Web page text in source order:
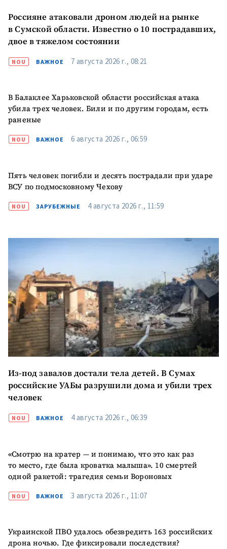
Россияне атаковали дроном людей на рынке
в Сумской области. Известно о 10 пострадавших,
двое в тяжелом состоянии
NOU ВАЖНОЕ 7 августа 2026 г., 08:21
В Балаклее Харьковской области российская атака
убила трех человек. Били и по другим городам, есть
раненые
NOU ВАЖНОЕ 6 августа 2026 г., 06:59
Пять человек погибли и десять пострадали при ударе
ВСУ по подмосковному Чехову
NOU ЗАРУБЕЖНЫЕ 4 августа 2026 г., 11:59
Из-под завалов достали тела детей. В Сумах
российские УАБы разрушили дома и убили трех
человек
NOU ВАЖНОЕ 4 августа 2026 г., 06:39
«Смотрю на кратер — и понимаю, что это как раз
то место, где была кроватка малыша». 10 смертей
одной ракетой: трагедия семьи Вороновых
NOU ВАЖНОЕ 3 августа 2026 г., 11:07
Украинской ПВО удалось обезвредить 163 российских
дрона ночью. Где фиксировали последствия?